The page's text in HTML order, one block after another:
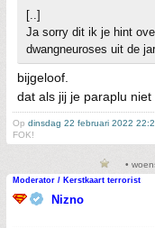
[..]
Ja sorry dit ik je hint
dwangneuroses uit de
bijgeloof.
dat als jij je paraplu
Op dinsdag 22 februari 2022
FOK!
•
Moderator / Kerstkaart terrorist
Nizno